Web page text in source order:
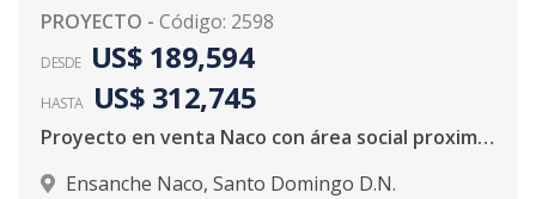
PROYECTO - Código: 2598
DESDE US$ 189,594
HASTA US$ 312,745
Proyecto en venta Naco con área social proximo a entregarse
Ensanche Naco, Santo Domingo D.N.